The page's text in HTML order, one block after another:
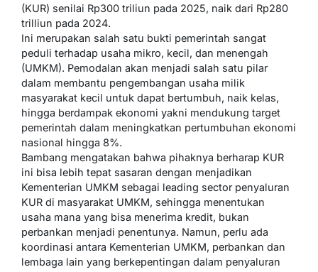
(KUR) senilai Rp300 triliun pada 2025, naik dari Rp280
trilliun pada 2024.
Ini merupakan salah satu bukti pemerintah sangat
peduli terhadap usaha mikro, kecil, dan menengah
(UMKM). Pemodalan akan menjadi salah satu pilar
dalam membantu pengembangan usaha milik
masyarakat kecil untuk dapat bertumbuh, naik kelas,
hingga berdampak ekonomi yakni mendukung target
pemerintah dalam meningkatkan pertumbuhan ekonomi
nasional hingga 8%.
Bambang mengatakan bahwa pihaknya berharap KUR
ini bisa lebih tepat sasaran dengan menjadikan
Kementerian UMKM sebagai leading sector penyaluran
KUR di masyarakat UMKM, sehingga menentukan
usaha mana yang bisa menerima kredit, bukan
perbankan menjadi penentunya. Namun, perlu ada
koordinasi antara Kementerian UMKM, perbankan dan
lembaga lain yang berkepentingan dalam penyaluran